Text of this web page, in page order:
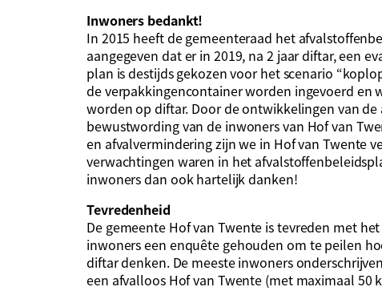
Inwoners bedankt!
In 2015 heeft de gemeenteraad het
aangegeven dat er in 2019, na 2 jaar diftar, een
plan is destijds gekozen voor het scenario
de verpakkingencontainer worden ingevoerd en
worden op diftar. Door de ontwikkelingen van
bewustwording van de inwoners van Hof van
en afvalvermindering zijn we in Hof van Twente
verwachtingen waren in het
inwoners dan ook hartelijk danken!
Tevredenheid
De gemeente Hof van Twente is tevreden met
inwoners een enquête gehouden om te peilen
diftar denken. De meeste inwoners
een afvalloos Hof van Twente (met maximaal 50